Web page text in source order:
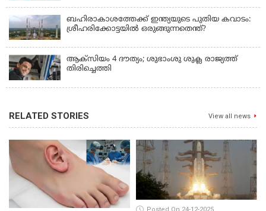
ബഹിരാകാശത്തേക്ക് ഇന്ത്യയുടെ പുതിയ കവാടം:
ശ്രീഹരിക്കോട്ടയിൽ ഒരുങ്ങുന്നതെന്ത്?
ആക്‌സിയം 4 ദൗത്യം; ശുഭാംശു ശുക്ല രാജ്യത്ത്
തിരിച്ചെത്തി
RELATED STORIES View all news